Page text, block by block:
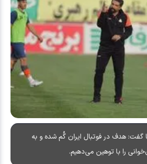
گفت: هدف در فوتبال ایران گُم شده و به
را با توهین می‌دهیم.